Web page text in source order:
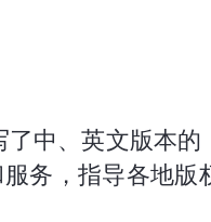
中、英文版本
务，指导各地版